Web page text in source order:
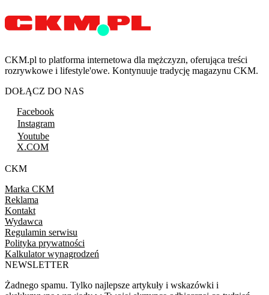
CKM.pl to platforma internetowa dla mężczyzn, oferująca treści
rozrywkowe i lifestyle'owe. Kontynuuje tradycję magazynu CKM.
DOŁĄCZ DO NAS
Facebook
Instagram
Youtube
X.COM
CKM
Marka CKM
Reklama
Kontakt
Wydawca
Regulamin serwisu
Polityka prywatności
Kalkulator wynagrodzeń
NEWSLETTER
Żadnego spamu. Tylko najlepsze artykuły i wskazówki i